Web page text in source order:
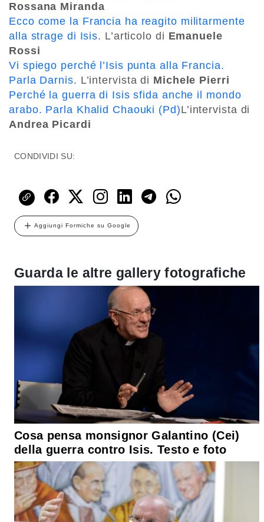
Rossana Miranda
Ecco come la Francia ha reagito militarmente
alla strage di Isis. L’articolo di Emanuele
Rossi
Vi spiego perché l’Isis punta alla Francia.
Parla Darnis. L’intervista di Michele Pierri
Perché la guerra di Isis sfida anche il mondo
arabo. Parla Khalid Chaouki (Pd)L’intervista di
Andrea Picardi
CONDIVIDI SU:
Aggiungi Formiche su Google
Guarda le altre gallery fotografiche
Cosa pensa monsignor Galantino (Cei)
della guerra contro Isis. Testo e foto